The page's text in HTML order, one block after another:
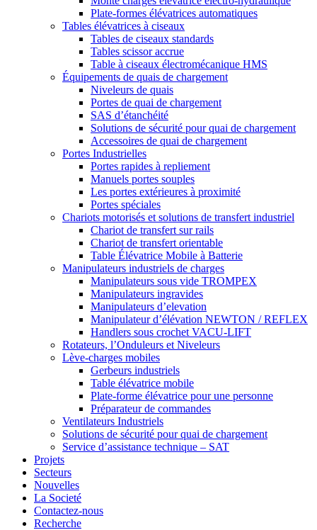
Plate-formes élévatrices automatiques
Tables élévatrices à ciseaux
Tables de ciseaux standards
Tables scissor accrue
Table à ciseaux électromécanique HMS
Équipements de quais de chargement
Niveleurs de quais
Portes de quai de chargement
SAS d’étanchéité
Solutions de sécurité pour quai de chargement
Accessoires de quai de chargement
Portes Industrielles
Portes rapides à repliement
Manuels portes souples
Les portes extérieures à proximité
Portes spéciales
Chariots motorisés et solutions de transfert industriel
Chariot de transfert sur rails
Chariot de transfert orientable
Table Élévatrice Mobile à Batterie
Manipulateurs industriels de charges
Manipulateurs sous vide TROMPEX
Manipulateurs ingravides
Manipulateurs d’elevation
Manipulateur d’élévation NEWTON / REFLEX
Handlers sous crochet VACU-LIFT
Rotateurs, l’Onduleurs et Niveleurs
Lève-charges mobiles
Gerbeurs industriels
Table élévatrice mobile
Plate-forme élévatrice pour une personne
Préparateur de commandes
Ventilateurs Industriels
Solutions de sécurité pour quai de chargement
Service d’assistance technique – SAT
Projets
Secteurs
Nouvelles
La Societé
Contactez-nous
Recherche